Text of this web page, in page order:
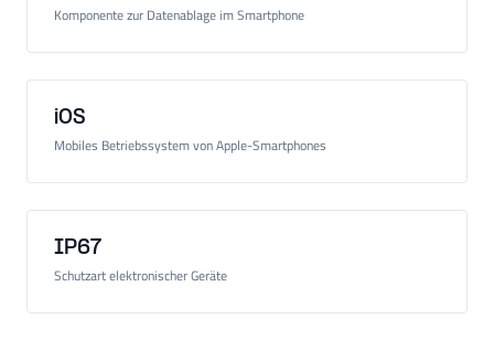
Komponente zur Datenablage im Smartphone
iOS
Mobiles Betriebssystem von Apple-Smartphones
IP67
Schutzart elektronischer Geräte